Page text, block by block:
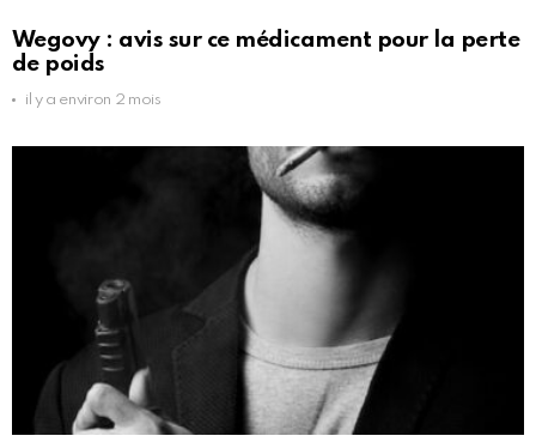
Wegovy : avis sur ce médicament pour la perte
de poids
il y a environ 2 mois